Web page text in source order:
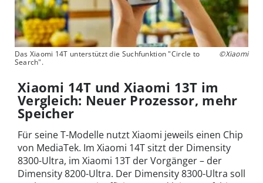
Das Xiaomi 14T unterstützt die Suchfunktion "Circle to
Search".
©Xiaomi
Xiaomi 14T und Xiaomi 13T im
Vergleich: Neuer Prozessor, mehr
Speicher
Für seine T-Modelle nutzt Xiaomi jeweils einen Chip
von MediaTek. Im Xiaomi 14T sitzt der Dimensity
8300-Ultra, im Xiaomi 13T der Vorgänger – der
Dimensity 8200-Ultra. Der Dimensity 8300-Ultra soll